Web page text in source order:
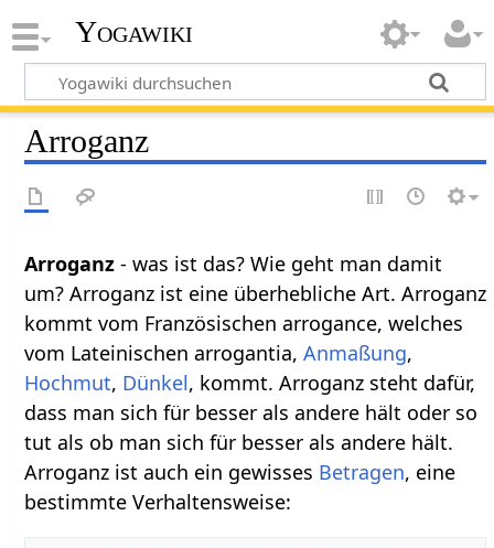
Yogawiki
Arroganz
Arroganz - was ist das? Wie geht man damit
um? Arroganz ist eine überhebliche Art. Arroganz
kommt vom Französischen arrogance, welches
vom Lateinischen arrogantia,Anmaßung,
Hochmut, Dünkel, kommt. Arroganz steht dafür,
dass man sich für besser als andere hält oder so
tut als ob man sich für besser als andere hält.
Arroganz ist auch ein gewisses Betragen, eine
bestimmte Verhaltensweise: